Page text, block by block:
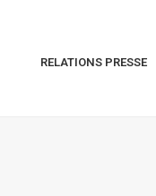
RELATIONS PRESSE